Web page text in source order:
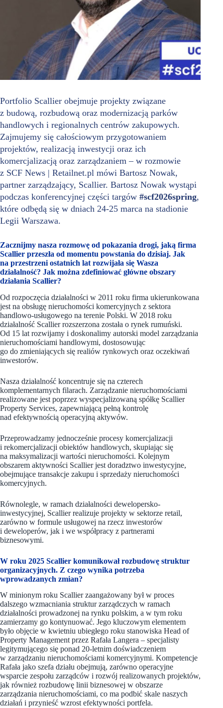
Portfolio Scallier obejmuje projekty związane
z budową, rozbudową oraz modernizacją parków
handlowych i regionalnych centrów zakupowych.
Zajmujemy się całościowym przygotowaniem
projektów, realizacją inwestycji oraz ich
komercjalizacją oraz zarządzaniem – w rozmowie
z SCF News | Retailnet.pl mówi Bartosz Nowak,
partner zarządzający, Scallier. Bartosz Nowak wystąpi
podczas konferencyjnej części targów #scf2026spring,
które odbędą się w dniach 24-25 marca na stadionie
Legii Warszawa.
Zacznijmy nasza rozmowę od pokazania drogi, jaką firma
Scallier przeszła od momentu powstania do dzisiaj. Jak
na przestrzeni ostatnich lat rozwijała się Wasza
działalność? Jak można zdefiniować główne obszary
działania Scallier?
Od rozpoczęcia działalności w 2011 roku firma ukierunkowana
jest na obsługę nieruchomości komercyjnych z sektora
handlowo-usługowego na terenie Polski. W 2018 roku
działalność Scallier rozszerzona została o rynek rumuński.
Od 15 lat rozwijamy i doskonalimy autorski model zarządzania
nieruchomościami handlowymi, dostosowując
go do zmieniających się realiów rynkowych oraz oczekiwań
inwestorów.
Nasza działalność koncentruje się na czterech
komplementarnych filarach. Zarządzanie nieruchomościami
realizowane jest poprzez wyspecjalizowaną spółkę Scallier
Property Services, zapewniającą pełną kontrolę
nad efektywnością operacyjną aktywów.
Przeprowadzamy jednocześnie procesy komercjalizacji
i rekomercjalizacji obiektów handlowych, skupiając się
na maksymalizacji wartości nieruchomości. Kolejnym
obszarem aktywności Scallier jest doradztwo inwestycyjne,
obejmujące transakcje zakupu i sprzedaży nieruchomości
komercyjnych.
Równolegle, w ramach działalności dewelopersko-
inwestycyjnej, Scallier realizuje projekty w sektorze retail,
zarówno w formule usługowej na rzecz inwestorów
i deweloperów, jak i we współpracy z partnerami
biznesowymi.
W roku 2025 Scallier komunikował rozbudowę struktur
organizacyjnych. Z czego wynika potrzeba
wprowadzanych zmian?
W minionym roku Scallier zaangażowany był w proces
dalszego wzmacniania struktur zarządczych w ramach
działalności prowadzonej na rynku polskim, a w tym roku
zamierzamy go kontynuować. Jego kluczowym elementem
było objęcie w kwietniu ubiegłego roku stanowiska Head of
Property Management przez Rafała Langera – specjalisty
legitymującego się ponad 20-letnim doświadczeniem
w zarządzaniu nieruchomościami komercyjnymi. Kompetencje
Rafała jako szefa działu obejmują, zarówno operacyjne
wsparcie zespołu zarządców i rozwój realizowanych projektów,
jak również rozbudowę linii biznesowej w obszarze
zarządzania nieruchomościami, co ma podbić skale naszych
działań i przynieść wzrost efektywności portfela.